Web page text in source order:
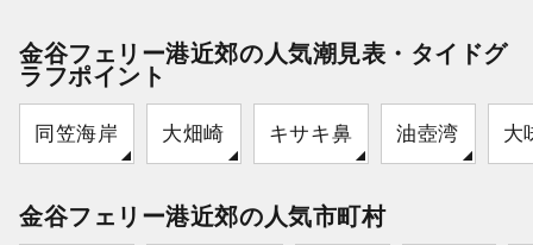
金谷フェリー港近郊の人気潮見表・タイドグ
ラフポイント
同笠海岸 大畑崎 キサキ鼻 油壺湾 大
金谷フェリー港近郊の人気市町村